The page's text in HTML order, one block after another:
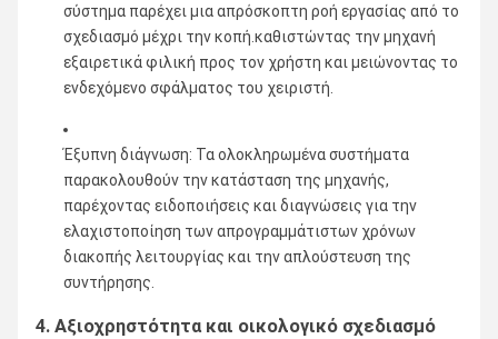
σύστημα παρέχει μια απρόσκοπτη ροή εργασίας από το
σχεδιασμό μέχρι την κοπή.καθιστώντας την μηχανή
εξαιρετικά φιλική προς τον χρήστη και μειώνοντας το
ενδεχόμενο σφάλματος του χειριστή.
Έξυπνη διάγνωση: Τα ολοκληρωμένα συστήματα
παρακολουθούν την κατάσταση της μηχανής,
παρέχοντας ειδοποιήσεις και διαγνώσεις για την
ελαχιστοποίηση των απρογραμμάτιστων χρόνων
διακοπής λειτουργίας και την απλούστευση της
συντήρησης.
4. Αξιοχρηστότητα και οικολογικό σχεδιασμό